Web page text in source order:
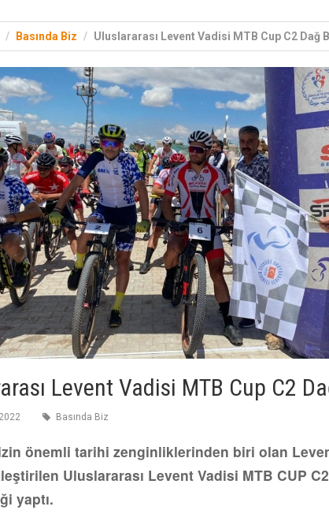
Basında Biz Uluslararası Levent Vadisi MTB Cup C2 Dağ
Levent Vadisi MTB Cup C2
Basında Biz
önemli tarihi zenginliklerinden biri olan
Uluslararası Levent Vadisi MTB CUP
yaptı.